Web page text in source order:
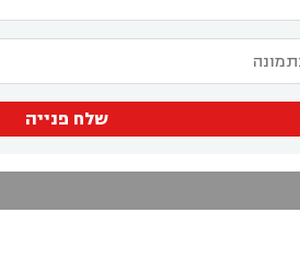
שלח פנייה